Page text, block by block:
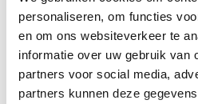
personaliseren, om functies
en om ons websiteverkeer te
informatie over uw gebruik van
partners voor social media,
partners kunnen deze